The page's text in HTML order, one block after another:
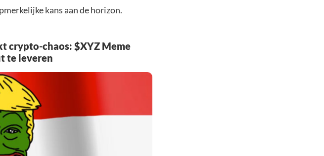
kans aan de horizon.
crypto-chaos: $XYZ Meme
te leveren